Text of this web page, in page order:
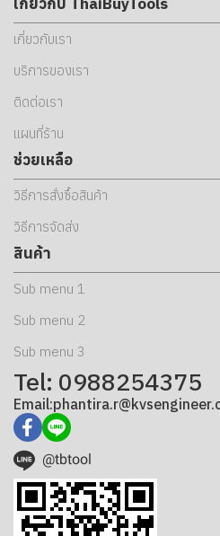
เกี่ยวกับเรา
บริการของเรา
ติดต่อเรา
แผนที่ร้าน
ช่วยเหลือ
วิธีการสั่งซื้อสินค้า
วิธีการจัดส่ง
สินค้า
Sub menu 1
Sub menu 2
Sub menu 3
Tel: 0988254375
@tbtool